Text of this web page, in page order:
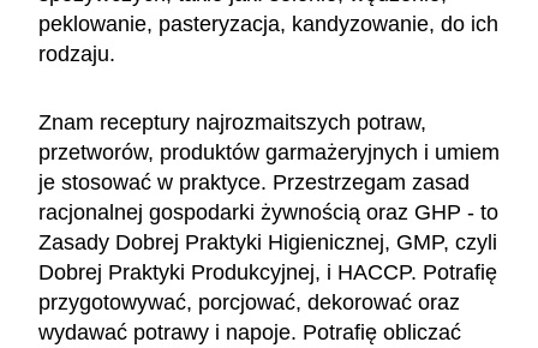
peklowanie, pasteryzacja, kandyzowanie, do ich
rodzaju.
Znam receptury najrozmaitszych potraw,
przetworów, produktów garmażeryjnych i umiem
je stosować w praktyce. Przestrzegam zasad
racjonalnej gospodarki żywnością oraz GHP - to
Zasady Dobrej Praktyki Higienicznej, GMP, czyli
Dobrej Praktyki Produkcyjnej, i HACCP. Potrafię
przygotowywać, porcjować, dekorować oraz
wydawać potrawy i napoje. Potrafię obliczać